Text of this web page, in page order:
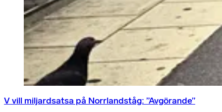
V vill miljardsatsa på Norrlandståg: ”Avgörande”